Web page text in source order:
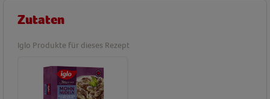
Zutaten
Iglo Produkte für dieses Rezept